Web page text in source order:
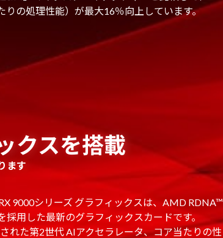
りの処理性能）が最大16％向上しています。
クスを搭載
ます
9000シリーズ グラフィックスは、AMD RDNA™
採用した最新のグラフィックスカードです。
れた第2世代 AIアクセラレータ、コア当たりの性